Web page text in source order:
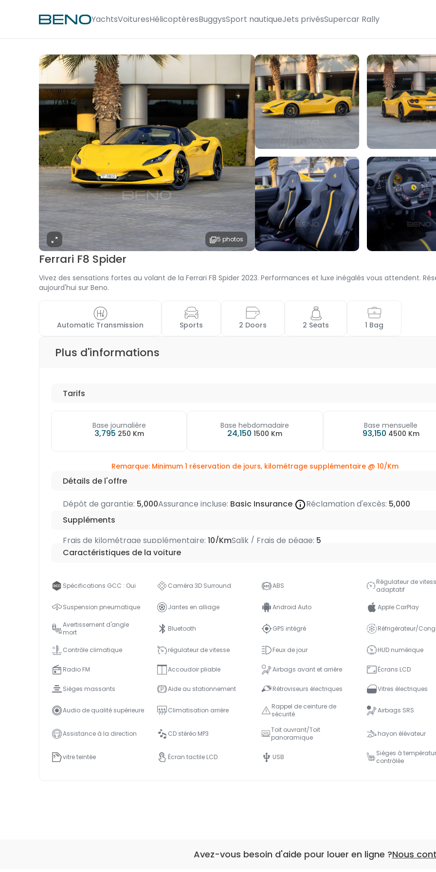
YachtsVoituresHélicoptèresBuggysSport nautiqueJets privésSupercar Rally
5 photos
Ferrari F8 Spider
Vivez des sensations fortes au volant de la Ferrari F8 Spider 2023. Performances et luxe inégalés vous attendent.
aujourd'hui sur Beno.
Automatic Transmission Sports 2 Doors 2 Seats 1 Bag
Plus d'informations
Tarifs
Base journalière
3,795 250 Km
Base hebdomadaire
24,1501500 Km
Base mensuelle
93,150 4500 Km
Remarque: Minimum 1 réservation de jours, kilométrage supplémentaire @ 10/Km
Détails de l'offre
Dépôt de garantie: 5,000Assurance incluse: Basic Insurance Réclamation d'excès: 5,000
Suppléments
Frais de kilométrage supplémentaire: 10/KmSalik / Frais de péage: 5
Caractéristiques de la voiture
Spécifications GCC : Oui Caméra 3D Surround ABS
Régulateur de
adaptatif
Suspension pneumatique Jantes en alliage Android Auto Apple CarPlay
Avertissement d'angle
mort
Bluetooth GPS intégré Réfrigérateur/
Contrôle climatique régulateur de vitesse Feux de jour HUD numérique
Radio FM Accoudoir pliable Airbags avant et arrière Écrans LCD
Sièges massants Aide au stationnement Rétroviseurs électriques Vitres électriques
Audio de qualité supérieure Climatisation arrière
Rappel de ceinture de
sécurité
Airbags SRS
Assistance à la direction CD stéréo MP3
Toit ouvrant/Toit
panoramique
hayon élévateur
vitre teintée Écran tactile LCD USB
Sièges à
contrôlée
Avez-vous besoin d'aide pour louer en ligne ?Nous